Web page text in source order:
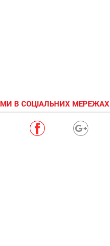
МИ В СОЦІАЛЬНИХ МЕРЕЖАХ